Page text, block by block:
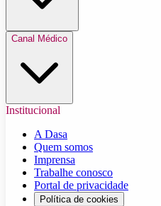
Canal Médico
Institucional
A Dasa
Quem somos
Imprensa
Trabalhe conosco
Portal de privacidade
Política de cookies